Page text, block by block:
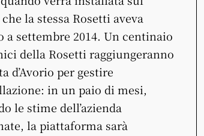
la stessa Rosetti aveva
a settembre 2014. Un centinaio
della Rosetti raggiungeranno
d’Avorio per gestire
in un paio di mesi,
le stime dell’azienda
la piattaforma sarà